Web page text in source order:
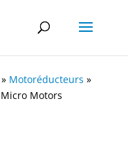
» Motoréducteurs »
Motors